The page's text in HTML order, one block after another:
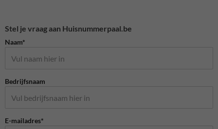
Stel je vraag aan Huisnummerpaal.be
Naam*
Bedrijfsnaam
E-mailadres*